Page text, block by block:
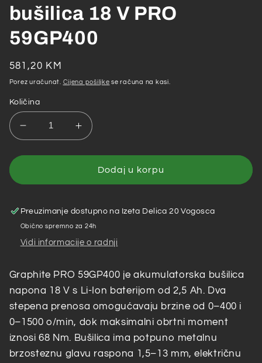
bušilica 18 V PRO
59GP400
Redovna
cijena
581,20 KM
Porez uračunat. Cijena pošiljke se računa na kasi.
Količina
Smanji
količinu
za
–
bušilica
18
PRO
Povećaj
količinu
za
Graphite
–
bušilica
18
PRO
Dodaj u korpu
Preuzimanje dostupno na Izeta Delica 20 Vogosca
Obično spremno za 24h
Vidi informacije o radnji
Graphite PRO 59GP400 je akumulatorska bušilica
napona 18 V s Li-Ion baterijom od 2,5 Ah. Dva
stepena prenosa omogućavaju brzine od 0–400 i
0–1500 o/min, dok maksimalni obrtni moment
iznosi 68 Nm. Bušilica ima potpuno metalnu
brzosteznu glavu raspona 1,5–13 mm, električnu